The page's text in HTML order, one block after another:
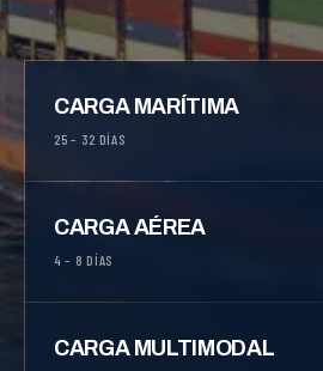
CARGA MARÍTIMA
25 – 32 DÍAS
CARGA AÉREA
4 – 8 DÍAS
CARGA MULTIMODAL